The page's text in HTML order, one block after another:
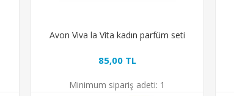
Avon Viva la Vita kadın parfüm seti
85,00 TL
Minimum sipariş adeti: 1